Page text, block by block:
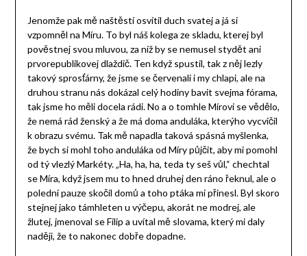
Jenomže pak mě naštěstí osvítil duch svatej a já si
vzpomněl na Míru. To byl náš kolega ze skladu, kterej byl
pověstnej svou mluvou, za níž by se nemusel stydět ani
prvorepublikovej dlaždič. Ten když spustil, tak z něj lezly
takový sprosťárny, že jsme se červenali i my chlapi, ale na
druhou stranu nás dokázal celý hodiny bavit svejma fórama,
tak jsme ho měli docela rádi. No a o tomhle Mírovi se vědělo,
že nemá rád ženský a že má doma anduláka, kterýho vycvičil
k obrazu svému. Tak mě napadla taková spásná myšlenka,
že bych si mohl toho anduláka od Míry půjčit, aby mi pomohl
od tý vlezlý Markéty. „Ha, ha, ha, teda ty seš vůl,“ chechtal
se Míra, když jsem mu to hned druhej den ráno řeknul, ale o
polední pauze skočil domů a toho ptáka mi přinesl. Byl skoro
stejnej jako támhleten u výčepu, akorát ne modrej, ale
žlutej, jmenoval se Filip a uvítal mě slovama, který mi daly
naději, že to nakonec dobře dopadne.